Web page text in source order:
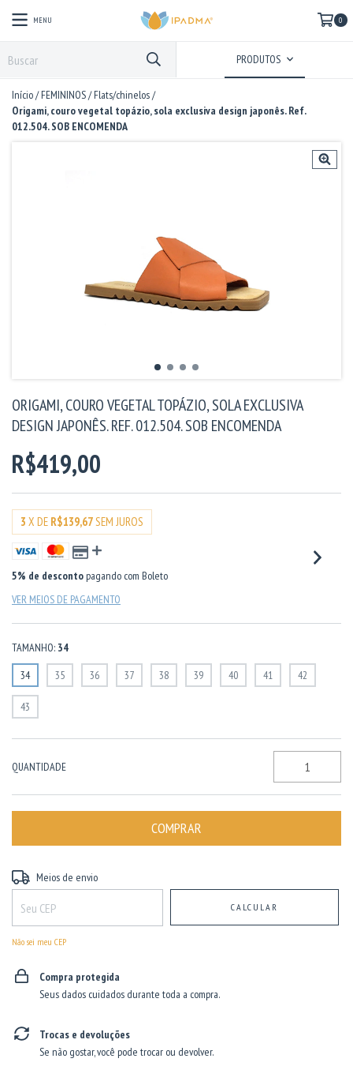
MENU 0
PRODUTOS
Início/FEMININOS/Flats/chinelos/
Origami, couro vegetal topázio, sola exclusiva design japonês. Ref.
012.504. SOB ENCOMENDA
ORIGAMI, COURO VEGETAL TOPÁZIO, SOLA EXCLUSIVA
DESIGN JAPONÊS. REF. 012.504. SOB ENCOMENDA
R$419,00
3 X DE R$139,67SEM JUROS
5% de descontopagando com Boleto
VER MEIOS DE PAGAMENTO
TAMANHO: 34
34
35 36 37 38 39 40 41 42
43
QUANTIDADE
Entregas para o CEP:
Meios de envio
CALCULAR
Não sei meu CEP
Compra protegida
Seus dados cuidados durante toda a compra.
Trocas e devoluções
Se não gostar, você pode trocar ou devolver.